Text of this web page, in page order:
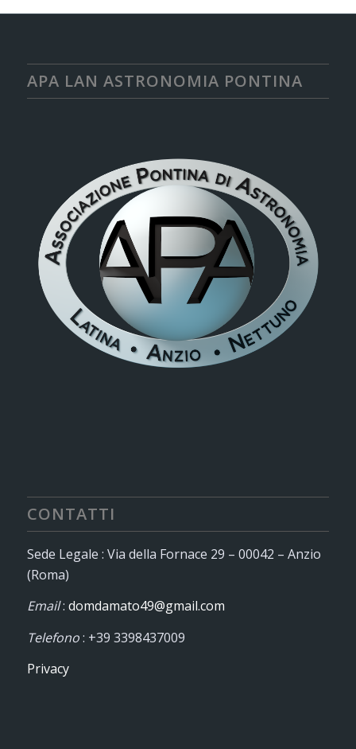
APA LAN ASTRONOMIA PONTINA
CONTATTI
Sede Legale : Via della Fornace 29 – 00042 – Anzio
(Roma)
Email: domdamato49@gmail.com
Telefono: +39 3398437009
Privacy